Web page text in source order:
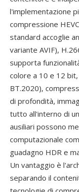
l'implementazione
compressione
standard accoglie
variante AVIF),
supporta
colore a 10 e 12
BT.2020),
di profondità,
tutto all'interno di
ausiliari possono
computazionale
guadagno HDR e
Un vantaggio è
separando il